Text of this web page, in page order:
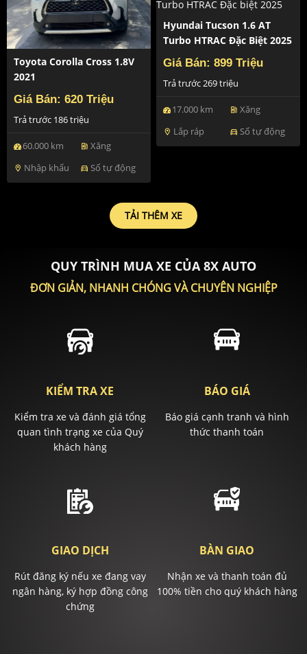
Toyota Corolla Cross 1.8V
2021
Giá Bán: 620 Triệu
Trả trước 186 triệu
60.000 km ev_station Xăng
location_on Nhập khẩu directions_car Số tự động
Hyundai Tucson 1.6 AT
Turbo HTRAC Đặc Biệt 2025
Giá Bán: 899 Triệu
Trả trước 269 triệu
17.000 km ev_station Xăng
location_on Lắp ráp directions_car Số tự động
TẢI THÊM XE
QUY TRÌNH MUA XE CỦA 8X AUTO
ĐƠN GIẢN, NHANH CHÓNG VÀ CHUYÊN NGHIỆP
KIỂM TRA XE
Kiểm tra xe và đánh giá tổng
quan tình trạng xe của Quý
khách hàng
BÁO GIÁ
Báo giá cạnh tranh và hình
thức thanh toán
GIAO DỊCH
Rút đăng ký nếu xe đang vay
ngân hàng, ký hợp đồng công
chứng
BÀN GIAO
Nhận xe và thanh toán đủ
100% tiền cho quý khách hàng